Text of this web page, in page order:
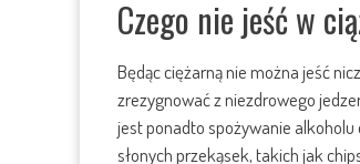
Czego nie jeść w
Będąc ciężarną nie można jeść
zrezygnować z niezdrowego
jest ponadto spożywanie
słonych przekąsek, takich jak